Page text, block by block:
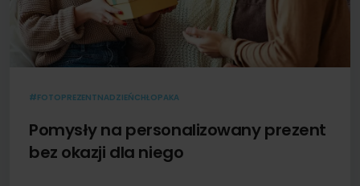
#FOTOPREZENTNADZIEŃCHŁOPAKA
Pomysły na personalizowany prezent
bez okazji dla niego